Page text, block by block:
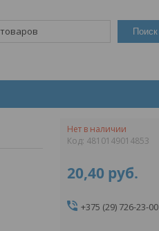
Поиск
Нет в наличии
Код: 4810149014853
20,40 руб.
+375 (29) 726-23-00